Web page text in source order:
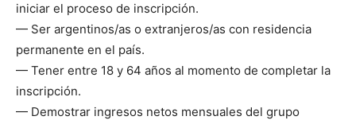
iniciar el proceso de inscripción.
— Ser argentinos/as o extranjeros/as con residencia
permanente en el país.
— Tener entre 18 y 64 años al momento de completar la
inscripción.
— Demostrar ingresos netos mensuales del grupo